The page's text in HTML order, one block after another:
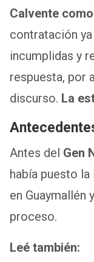
Calvente
contratación
incumplidas y
respuesta, por
discurso. La
Antes del Gen
había puesto la
en Guaymallén
proceso.
Leé también: